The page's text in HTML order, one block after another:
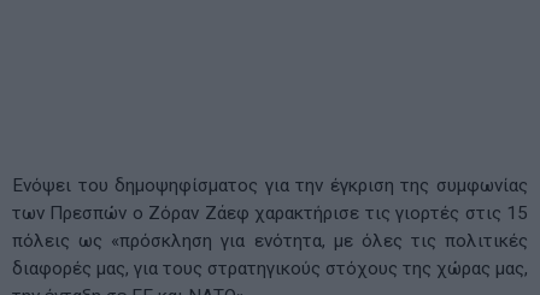
Ενόψει του δημοψηφίσματος για την έγκριση της συμφωνίας
των Πρεσπών ο Ζόραν Ζάεφ χαρακτήρισε τις γιορτές στις 15
πόλεις ως «πρόσκληση για ενότητα, με όλες τις πολιτικές
διαφορές μας, για τους στρατηγικούς στόχους της χώρας μας,